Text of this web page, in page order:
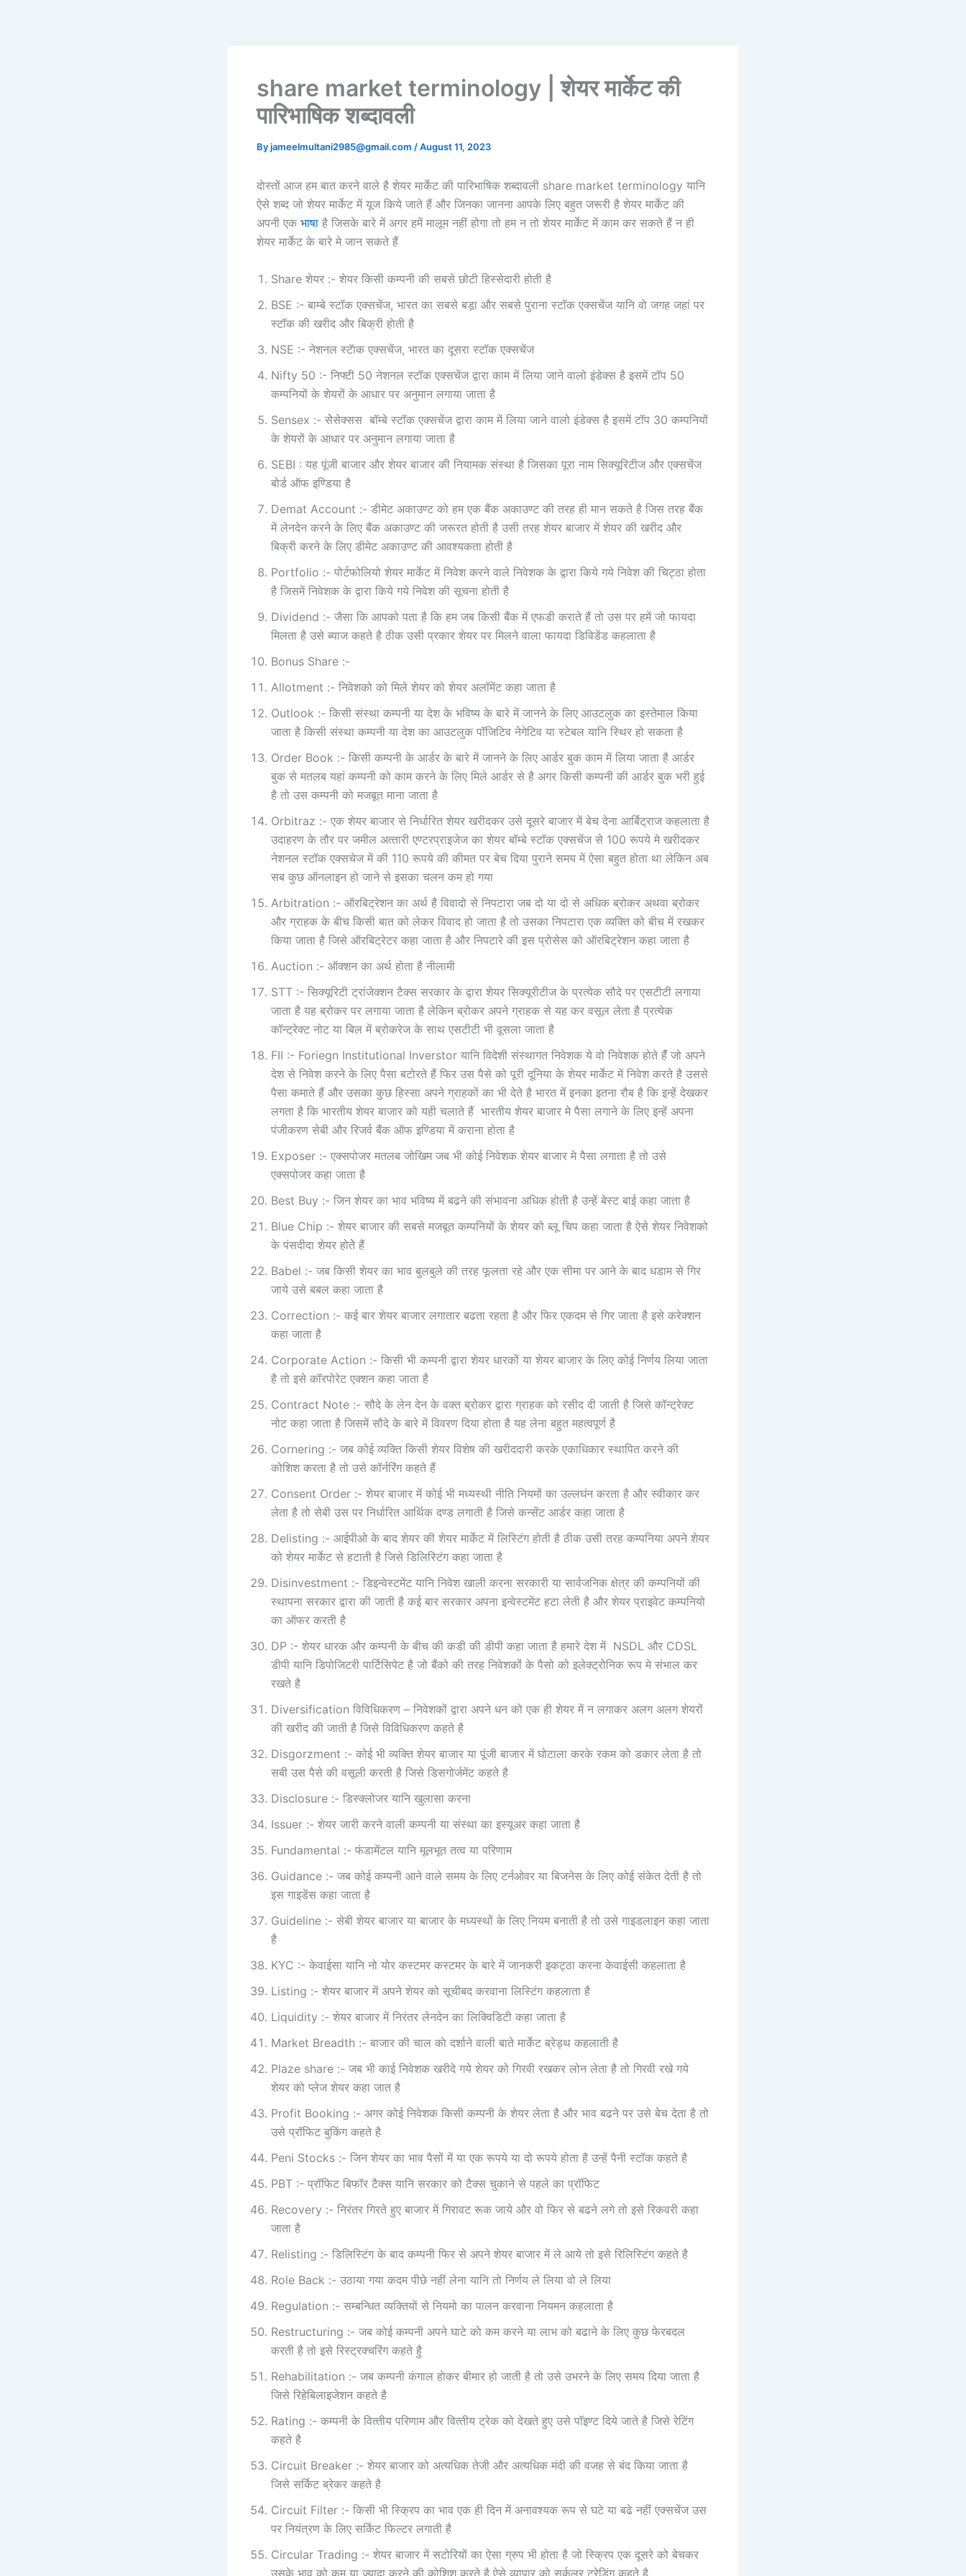
share market terminology | शेयर मार्केट की
पारिभाषिक शब्‍दावली
Byjameelmultani2985@gmail.com /August 11, 2023
दाेस्‍तों आज हम बात करने वाले है शेयर मार्केट की पारिभाषिक शब्‍दावली share market terminology यानि
ऐसे शब्‍द जो शेयर मार्केट में यूज किये जाते हैं और जिनका जानना आपके लिए बहुत जरूरी है शेयर मार्केट की
अपनी एक भाषा है जिसके बारे में अगर हमें मालूम नहीं होगा तो हम न तो शेयर मार्केट में काम कर सकते हैं न ही
शेयर मार्केट के बारे मे जान सकते हैं
Share शेयर :- शेयर किसी कम्‍पनी की सबसे छोटी हिस्‍सेदारी होती है
BSE :- बाम्‍बे स्‍टॉक एक्‍सचेंज, भारत का सबसे बड़ा़ और सबसे पुराना स्‍टॉक एक्‍सचेंज यानि वो जगह जहां पर
स्‍टॉक की खरीद और बिक्री हाेती है
NSE :- नेशनल स्‍टॅाक एक्‍सचेंज, भारत का दूसरा स्‍टॉक एक्‍सचेंज
Nifty 50 :- निफ्टी 50 नेशनल स्‍टॉक एक्‍सचेंज द्वारा काम में लिया जाने वालो इंडेक्‍स है इसमें टॉप 50
कम्‍पनियों के शेयरों के आधार पर अनुमान लगाया जाता है
Sensex :- सेेसेक्‍सस बॉम्‍बे स्‍टॉक एक्‍सचेंज द्वारा काम में लिया जाने वालो इंडेक्‍स है इसमें टॉप 30 कम्‍पनियों
के शेयरों के आधार पर अनुमान लगाया जाता है
SEBI : यह पूंजी बाजार और शेयर बाजार की नियामक संस्‍था है जिसका पूरा नाम सिक्‍यूरिटीज और एक्‍सचेंज
बोर्ड ऑफ इण्डिया है
Demat Account :- डीमेट अकाउण्‍ट को हम एक बैंक अकाउण्‍ट की तरह ही मान सकते है जिस तरह बैंक
में लेनदेन करने के लिए बैंक अकाउण्‍ट की जरूरत होती है उसी तरह शेयर बाजार में शेयर की खरीद और
बिक्री करने के लिए डीमेट अकाउण्‍ट की आवश्‍यकता होती है
Portfolio :- पोर्टफोलियो शेयर मार्केट में निवेश करने वाले निवेशक के द्वारा किये गये निवेश की चिट्ठा होता
है जिसमें निवेशक के द्वारा किये गये निवेश की सूचना होती है
Dividend :- जैसा कि आपको पता है कि हम जब किसी बैंक में एफडी कराते हैं तो उस पर हमें जो फायदा
मिलता है उसे ब्‍याज कहते है ठीक उसी प्रकार शेयर पर मिलने वाला फायदा डिविडेंड कहलाता है
Bonus Share :-
Allotment :- निवेशको को मिले शेयर को शेयर अलॉमेंट कहा जाता है
Outlook :- किसी संस्‍था कम्‍पनी या देश के भविष्‍य के बारे में जानने के लिए आउटलुक का इस्‍तेमाल किया
जाता है किसी संस्‍था कम्‍पनी या देश का आउटलुक पॉजिटिव नेगेटिव या स्‍टेबल यानि स्थिर हो सकता है
Order Book :- किसी कम्‍पनी के आर्डर के बारे में जानने के लिए आर्डर बुक काम में लिया जाता है आर्डर
बुक से मतलब यहां कम्‍पनी को काम करने के लिए मिले आर्डर से है अगर किसी कम्‍पनी की आर्डर बुक भरी हुई
है तो उस कम्‍पनी को मजबूत माना जाता है
Orbitraz :- एक शेयर बाजार से निर्धारित शेयर खरीदकर उसे दूसरे बाजार में बेच देना आर्बिट्राज कहलाता है
उदाहरण के तौर पर जमील अत्‍तारी एण्‍टरप्राइजेज का शेयर बॉम्‍बे स्‍टॉक एक्‍सचेंज से 100 रूपये मे खरीदकर
नेशनल स्‍टॉक एक्‍सचेज में की 110 रूपये की कीमत पर बेच दिया पुराने समय में ऐसा बहुत होता था लेकिन अब
सब कुछ ऑनलाइन हो जाने से इसका चलन कम हो गया
Arbitration :- ऑरबिट्रेशन का अर्थ है विवादो से निपटारा जब दो या दो से अधिक ब्रोकर अथवा ब्रोकर
और ग्राहक के बीच किसी बात को लेकर विवाद हो जाता है तो उसका निपटारा एक व्‍यक्ति को बीच में रखकर
किया जाता है जिसे ऑरबिट्रेटर कहा जाता है और निपटारे की इस प्रोसेस को ऑरबिट्रेशन कहा जाता है
Auction :- ऑक्‍शन का अर्थ होता है नीलामी
STT :- सिक्‍यूरिटी ट्रांजेक्‍शन टैक्‍स सरकार के द्वारा शेयर सिक्‍यूरीटीज के प्रत्‍येक सौदे पर एसटीटी लगाया
जाता है यह ब्रोकर पर लगाया जाता है लेकिन ब्रोकर अपने ग्राहक से यह कर वसूल लेता है प्रत्‍येक
कॉन्‍ट्रेक्‍ट नोट या बिल में ब्रोकरेज के साथ एसटीटी भी वूसला जाता है
FII :- Foriegn Institutional Inverstor यानि विदेशी संस्‍थागत निवेशक ये वो निवेशक होते हैंं जो अपने
देश से निवेश करने के लिए पैसा बटोरते हैं फिर उस पैसे को पूरी दूनिया के शेयर मार्केट में निवेश करते है उससे
पैसा कमाते हैं और उसका कुछ हिस्‍सा अपने ग्राहकों का भी देते है भारत मेंं इनका इतना रौब है कि इन्‍हें देखकर
लगता है कि भारतीय शेयर बाजार को यही चलाते हैं भारतीय शेयर बाजार मे पैसा लगाने के लिए इन्‍हें अपना
पंजीकरण सेबी और रिजर्व बैंक ऑफ इण्डिया में कराना होता है
Exposer :- एक्‍सपोजर मतलब जोखिम जब भी कोई निवेशक शेयर बाजार मे पैसा लगाता है तो उसे
एक्‍सपोजर कहा जाता है
Best Buy :- जिन शेयर का भाव भविष्‍य में बढने की संभावना अधिक होती है उन्‍हें बेस्‍ट बाई कहा जाता है
Blue Chip :- शेयर बाजार की सबसे मजबूत कम्‍पनियों के शेयर को ब्‍लू चिप कहा जाता है ऐसे शेयर निवेशको
के पंसदीदा शेयर होतेे हैं
Babel :- जब किसी शेयर का भाव बुलबुले की तरह फूलता रहे और एक सीमा पर आने के बाद धडाम से गिर
जाये उसे बबल कहा जाता है
Correction :- कई बार शेयर बाजार लगातार बढता रहता है और फिर एकदम से गिर जाता है इसे करेक्‍शन
कहा जाता है
Corporate Action :- किसी भी कम्‍पनी द्वारा शेयर धारकों या शेयर बाजार के लिए कोई निर्णय लिया जाता
है तो इसे कॉरपोरेट एक्‍शन कहा जाता है
Contract Note :- सौदे के लेन देन के वक्‍त ब्रोकर द्वारा ग्राहक को रसीद दी जाती है जिसे कॉन्ट्रेक्‍ट
नोट कहा जाता है जिसमें सौदे के बारे में विवरण दिया होता है यह लेना बहुत महत्‍वपूर्ण है
Cornering :- जब कोई व्‍यक्ति किसी शेयर विशेष की खरीददारी करके एकाधिकार स्‍थापित करने की
कोशिश करता है तो उसे कॉर्नरिंंग कहते हैं
Consent Order :- शेयर बाजार में कोई भी मध्‍यस्‍थी नीति नियमों का उल्‍लघंन करता है और स्‍वीकार कर
लेता है तो सेबी उस पर निर्धारित आर्थिक दण्‍ड लगाती है जिसे कन्‍सेंट आर्डर कहा जाता है
Delisting :- आईपीओ के बाद शेयर की शेयर मार्केट में लिस्टिंग होती है ठीक उसी तरह कम्‍पनिया अपने शेयर
को शेयर मार्केट से हटाती है जिसे डिलिस्टिंग कहा जाता है
Disinvestment :- डिइन्‍वेस्‍टमेंट यानि निवेश खाली करना सरकारी या सार्वजनिक क्षेत्र की कम्‍पनियों की
स्‍थापना सरकार द्वारा की जाती है कई बार सरकार अपना इन्‍वेस्‍टमेंट हटा लेती है और शेयर प्राइवेट कम्‍पनियो
का ऑफर करती है
DP :- शेयर धारक और कम्‍पनी के बीच की कडी की डीपी कहा जाता है हमारे देश में NSDL और CDSL
डीपी यानि डिपोजिटरी पार्टिसिपेट है जो बैंको की तरह निवेशकोंं के पैसो को इलेक्‍ट्रोनिक रूप मे संभाल कर
रखते है
Diversification विविधिकरण – निवेशकों द्वारा अपने धन को एक ही शेयर में न लगाकर अलग अलग शेयरों
की खरीद की जाती है जिसे विविधिकरण कहते है
Disgorzment :- कोई भी व्‍यक्ति शेयर बाजार या पूंजी बाजार में घोटाला करके रकम को डकार लेता है तो
सबी उस पैसे की वसूली करती है जिसे डिसगोर्जमेंट कहते है
Disclosure :- डिस्‍क्‍लोजर यानि खुलासा करना
Issuer :- शेयर जारी करने वाली कम्‍पनी या संस्‍था का इस्‍यूअर कहा जाता है
Fundamental :- फंडामेंटल यानि मूलभूत तत्‍व या परिणाम
Guidance :- जब कोई कम्‍पनी आने वाले समय के लिए टर्नओवर या बिजनेस के लिए कोई संकेत देती है तो
इस गाइडेंस कहा जाता है
Guideline :- सेबी शेयर बाजार या बाजार के मध्‍यस्‍थों के लिए नियम बनाती है तो उसे गाइडलाइन कहा जाता
है
KYC :- केवाईसा यानि नो योर कस्‍टमर कस्‍टमर के बारे में जानकरी इकट्ठा करना केवाईसी कहलाता है
Listing :- शेयर बाजार में अपने शेयर को सूचीबद करवाना लिस्टिंग कहलाता है
Liquidity :- शेयर बाजार में निरंतर लेनदेन का लिक्विडिटी कहा जाता है
Market Breadth :- बाजार की चाल काे दर्शाने वाली बाते मार्केट ब्रेड्थ कहलाती है
Plaze share :- जब भी काई निवेशक खरीदे गये शेयर को गिरवी रखकर लोन लेता है तो गिरवी रखे गये
शेयर को प्‍लेज शेयर कहा जात है
Profit Booking :- अगर कोई निवेशक किसी कम्‍पनी के शेयर लेता है और भाव बढने पर उसे बेच देता है तो
उसे प्रॉफिट बुकिंग कहते है
Peni Stocks :- जिन शेयर का भाव पैसों में या एक रूपये या दो रूपये होता है उन्‍हें पैनी स्‍टॉक कहते है
PBT :- प्रॉफिट बिफॉर टैक्‍स यानि सरकार को टैक्‍स चुकाने से पहले का प्रॉफिट
Recovery :- निरंतर गिरते हुए बाजार में गिरावट रूक जाये और वो फिर से बढने लगे तो इसे रिकवरी कहा
जाता है
Relisting :- डिलिस्टिंग के बाद कम्‍पनी फिर से अपने शेयर बाजार में ले आये तो इसे रिलिस्टिंग कहते है
Role Back :- उठाया गया कदम पीछे नहीं लेना यानि तो निर्णय ले लिया वो ले लिया
Regulation :- सम्‍बन्धित व्‍यक्तियाें से नियमो का पालन करवाना नियमन कहलाता है
Restructuring :- जब कोई कम्‍पनी अपने घाटे काे कम करने या लाभ को बढाने के लिए कुछ फेरबदल
करती है तो इसे रिस्‍ट्रक्‍चरिंग कहते हैु
Rehabilitation :- जब कम्‍पनी कंगाल हाेकर बीमार हो जाती है तो उसे उभरने के लिए समय दिया जाता है
जिसे रिहेबिलाइजेशन कहते है
Rating :- कम्‍पनी के वित्‍तीय परिणाम और वित्‍तीय ट्रेक को देखते हुए उसे पाॅइण्‍ट दिये जाते है जिसे रेटिंग
कहते है
Circuit Breaker :- शेयर बाजार को अत्‍यधिक तेजी और अत्‍यधिक मंदी की वजह से बंद किया जाता है
जिसे सर्किट ब्रेकर कहते है
Circuit Filter :- किसी भी स्क्रिप का भाव एक ही दिन में अनावश्‍यक रूप से घटे या बढे नहीं एक्‍सचेंज उस
पर नियंत्रण के लिए सर्किट फिल्‍टर लगाती है
Circular Trading :- शेयर बाजार में सटोरियों का ऐसा ग्रुप भी होता है जो स्क्रिप एक दूसरे को बेचकर
उसके भाव को कम या ज्‍यादा करने की कोशिश करते है ऐसे व्‍यापार को सर्कुलर ट्रेडिंग कहते है